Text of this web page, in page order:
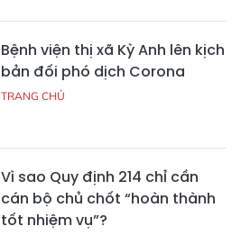
Bệnh viện thị xã Kỳ Anh lên kịch
bản đối phó dịch Corona
TRANG CHỦ
Vì sao Quy định 214 chỉ cần
cán bộ chủ chốt “hoàn thành
tốt nhiệm vụ”?